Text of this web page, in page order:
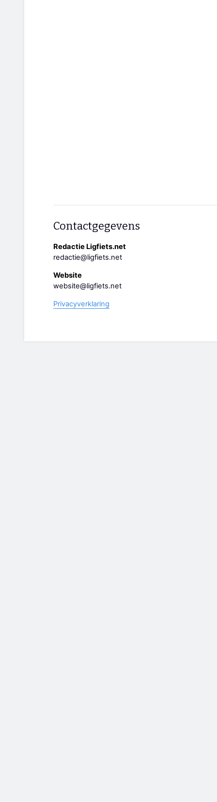
Contactgegevens
Redactie Ligfiets.net
redactie@ligfiets.net
Website
website@ligfiets.net
Privacyverklaring